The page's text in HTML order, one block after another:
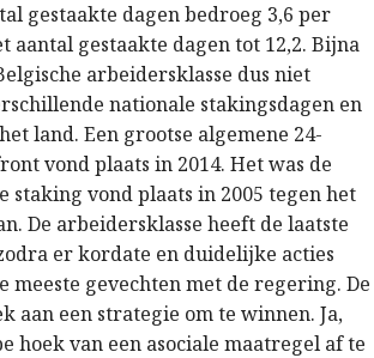
gestaakte dagen bedroeg 3,6 per
aantal gestaakte dagen tot 12,2. Bijna
arbeidersklasse dus niet
nationale stakingsdagen en
land. Een grootse algemene 24-
vond plaats in 2014. Het was de
vond plaats in 2005 tegen het
De arbeidersklasse heeft de laatste
er kordate en duidelijke acties
gevechten met de regering. De
een strategie om te winnen. Ja,
hoek van een asociale maatregel af te